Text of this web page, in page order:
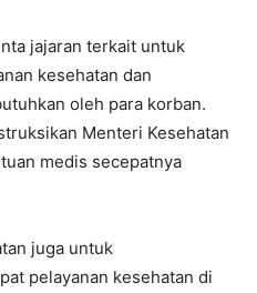
jajaran terkait untuk
kesehatan dan
oleh para korban.
Menteri Kesehatan
medis secepatnya
juga untuk
pelayanan kesehatan di